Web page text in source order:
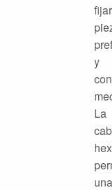
fijar
y
La
una